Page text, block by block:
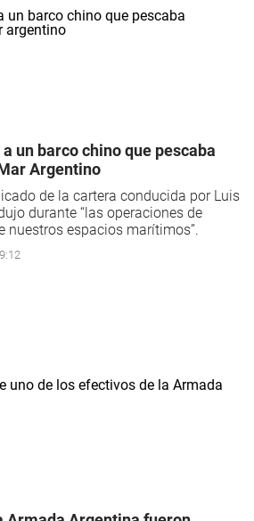
un barco chino que pescaba
Argentino
de la cartera conducida por Luis
durante “las operaciones de
nuestros espacios marítimos”.